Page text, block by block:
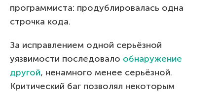
программиста: продублировалась одна
строчка кода.
За исправлением одной серьёзной
уязвимости последовало обнаружение
другой, ненамного менее серьёзной.
Критический баг позволял некоторым